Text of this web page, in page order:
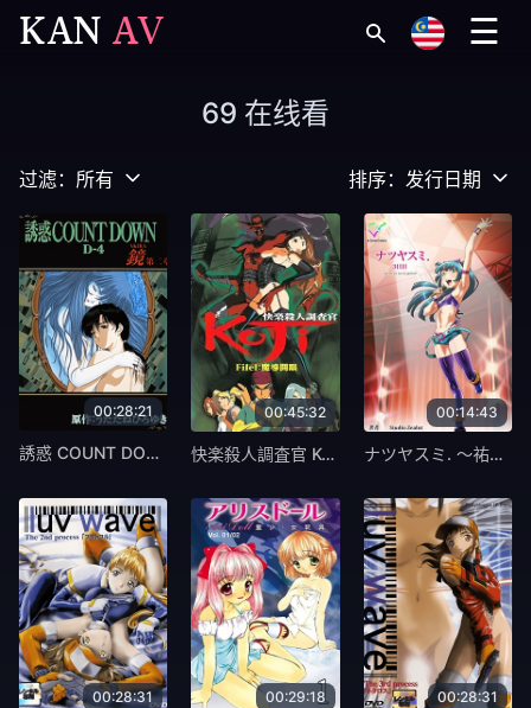
KANAV ☰
69 在线看
过滤： 所有 排序： 发行日期
00:28:21
誘惑 COUNT DOWN カウントダウン 第5巻 鏡AKIRA 第二章 [中文字幕]
00:45:32
快楽殺人調査官 KOJI File1 [中文字幕]
00:14:43
ナツヤスミ. ～祐と夏樹～ 3日目 [中文字幕]
00:28:31 00:29:18 00:28:31